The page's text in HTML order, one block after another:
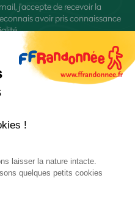
j'accepte de recevoir la
avoir pris connaissance
!
laisser la nature intacte.
quelques petits cookies